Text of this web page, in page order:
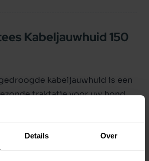
Details Over
Kabeljauwhuid 150
kabeljauwhuid is een
traktatie voor uw hond.
verschillende waardevolle
die zeer gezond zijn voor uw
onder andere voor eiwitten van
een uitstekend soort vetten